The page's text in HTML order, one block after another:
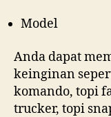
Model
Anda dapat
keinginan
komando, topi
trucker, topi